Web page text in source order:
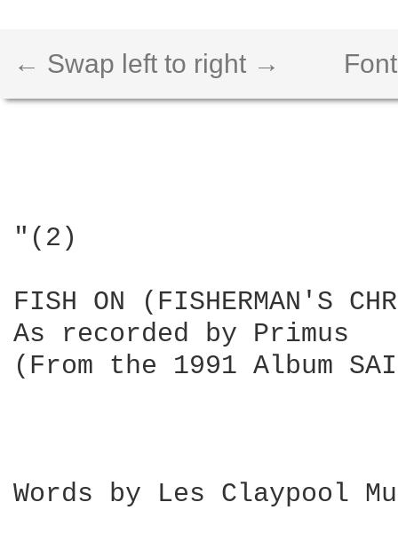
← Swap left to right →
"(2)
FISH ON (FISHERMAN'S
As recorded by Primus
(From the 1991 Album
Words by Les Claypool